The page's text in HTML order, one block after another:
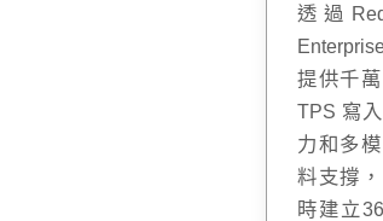
透過
提供千
TPS 寫
力和多
料支撐
時建立